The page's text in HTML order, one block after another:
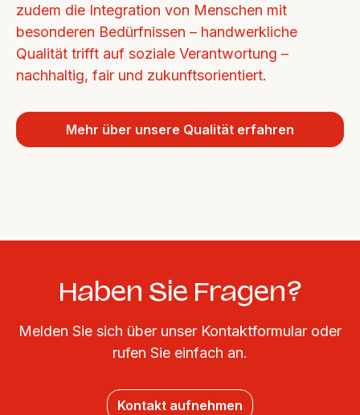
zudem die Integration von Menschen mit
besonderen Bedürfnissen – handwerkliche
Qualität trifft auf soziale Verantwortung –
nachhaltig, fair und zukunftsorientiert.
Mehr über unsere Qualität erfahren
Haben Sie Fragen?
Melden Sie sich über unser Kontaktformular oder
rufen Sie einfach an.
Kontakt aufnehmen